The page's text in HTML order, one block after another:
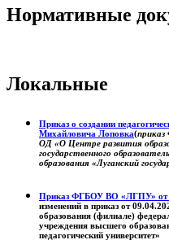
Нормативные
Локальные
Приказ о создании
Михайловича Лоповка(
ОД «О Центре развития
государственного
образования «Луганский
Приказ ФГБОУ ВО «ЛГПУ» от
изменений в приказ от
образования (филиале)
учреждения высшего
педагогический университет»